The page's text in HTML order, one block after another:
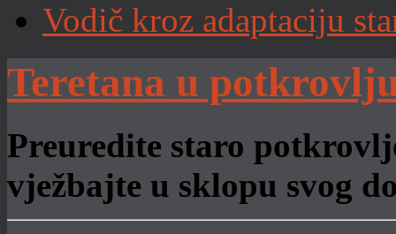
Vodič kroz adaptaciju
Teretana u
Preuredite staro
vježbajte u sklopu svog